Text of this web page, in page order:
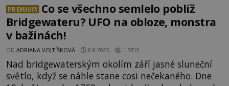
PREMIUM
Co se všechno semlelo poblíž
Bridgewateru? UFO na obloze, monstra
v bažinách!
OD ADRIANA VOJTÍŠKOVÁ 8.8.2026 1.5TIS
Nad bridgewaterským okolím září jasné sluneční
světlo, když se náhle stane cosi nečekaného. Dne